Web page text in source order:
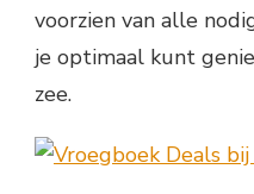
voorzien van alle
je optimaal kunt
zee.